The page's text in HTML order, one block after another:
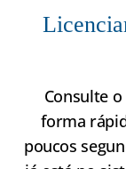
Consulte
forma
poucos